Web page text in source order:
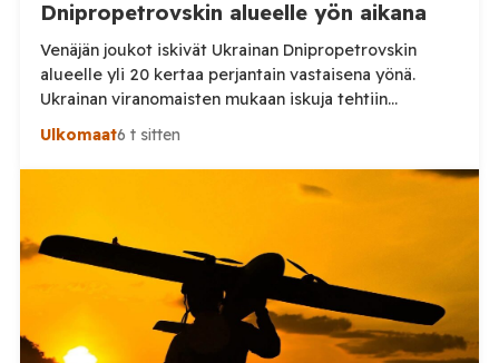
Dnipropetrovskin alueelle yön aikana
Venäjän joukot iskivät Ukrainan Dnipropetrovskin
alueelle yli 20 kertaa perjantain vastaisena yönä.
Ukrainan viranomaisten mukaan iskuja tehtiin
drooneilla ja tykistöllä viidelle eri alueelle.
alueellisen sotilashallinnon johtaja Oleksandr Hanzha
kertoi perjantaiaamuna 7. elokuuta julkaisemassaan
hyökkäsivät yön aikana yli 20 kertaa viidelle alueelle.
Nikopolin alueella iskuja kohdistui Nikopolin
kaupunkiin sekä […]
Ulkomaat6 t sitten